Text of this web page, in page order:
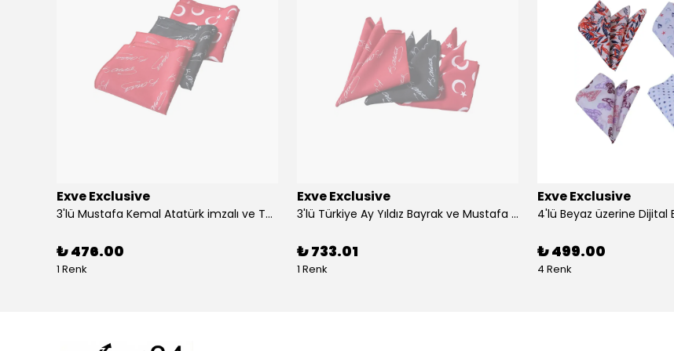
Exve Exclusive
3'lü Mustafa Kemal Atatürk imzalı ve Türkiye Ay Yıldız Bayraklı Kadın Fular Seti
₺ 476.00
1 Renk
Exve Exclusive
3'lü Türkiye Ay Yıldız Bayrak ve Mustafa Kemal Atatürk imzalı Kırmızı Siyah Yaka Mendili Seti
₺ 733.01
1 Renk
Exve Exclusive
₺ 499.00
4 Renk